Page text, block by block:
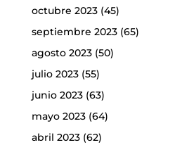
octubre 2023(45)
septiembre 2023(65)
agosto 2023(50)
julio 2023(55)
junio 2023(63)
mayo 2023(64)
abril 2023(62)